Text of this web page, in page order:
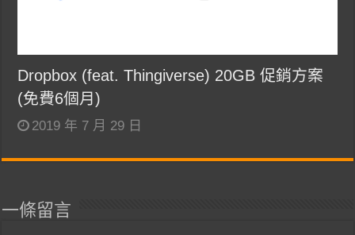
Dropbox (feat. Thingiverse) 20GB 促銷方案
(免費6個月)
2019 年 7 月 29 日
一條留言